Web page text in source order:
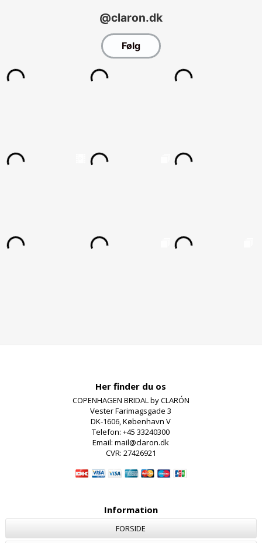
Her finder du os
COPENHAGEN BRIDAL by CLARÓN
Vester Farimagsgade 3
DK-1606, København V
Telefon: +45 33240300
Email: mail@claron.dk
CVR: 27426921
Information
FORSIDE